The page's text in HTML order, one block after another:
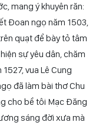
mang ý khuyên răn:
Đoan ngọ năm 1503,
quạt để bày tỏ tâm
sự yêu dân, chăm
vua Lê Cung
đã làm bài thơ Chu
cho bề tôi Mạc Đăng
sáng đời xưa mà